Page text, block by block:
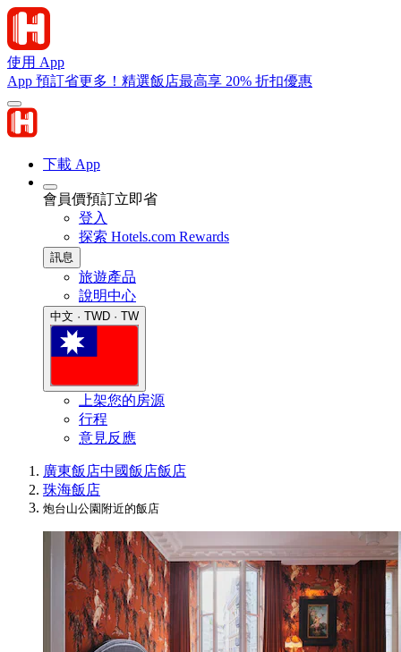
使用 App
App 預訂省更多！精選飯店最高享 20% 折扣優惠
下載 App
會員價預訂立即省
登入
探索 Hotels.com Rewards
訊息
旅遊產品
說明中心
中文 · TWD · TW
上架您的房源
行程
意見反應
廣東飯店中國飯店飯店
珠海飯店
炮台山公園附近的飯店